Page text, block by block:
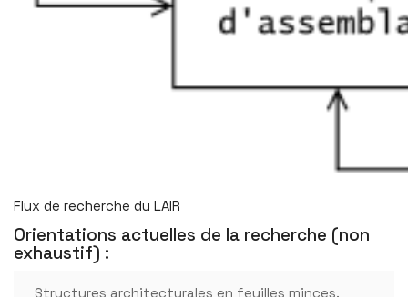
Flux de recherche du LAIR
Orientations actuelles de la recherche (non
exhaustif) :
Structures architecturales en feuilles minces.